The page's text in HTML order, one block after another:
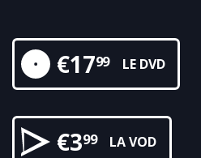
€1799 LE DVD
€399 LA VOD